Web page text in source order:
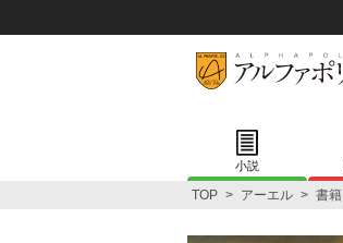
小説
TOP > アーエル > 書籍